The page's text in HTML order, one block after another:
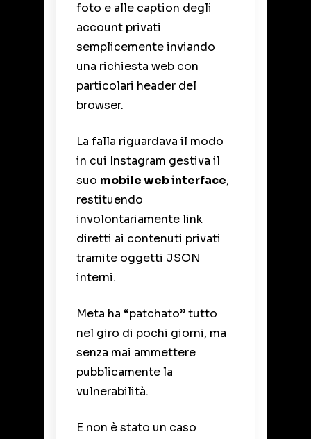
foto e alle caption degli
account privati
semplicemente inviando
una richiesta web con
particolari header del
browser.
La falla riguardava il modo
in cui Instagram gestiva il
suo mobile web interface,
restituendo
involontariamente link
diretti ai contenuti privati
tramite oggetti JSON
interni.
Meta ha “patchato” tutto
nel giro di pochi giorni, ma
senza mai ammettere
pubblicamente la
vulnerabilità.
E non è stato un caso